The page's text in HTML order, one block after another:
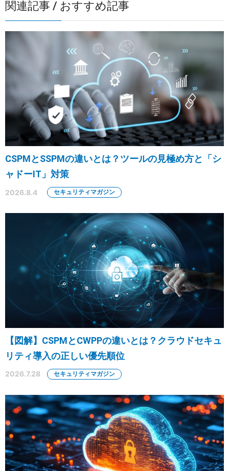
関連記事 / おすすめ記事
CSPMとSSPMの違いとは？ツールの見極め方と「シ
ャドーIT」対策
2026.8.4 セキュリティマガジン
【図解】CSPMとCWPPの違いとは？クラウドセキュ
リティ導入の正しい優先順位
2026.7.28 セキュリティマガジン